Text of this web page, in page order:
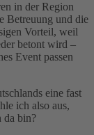
in der Region
Betreuung und die
Vorteil, weil
betont wird –
Event passen
eine fast
ich also aus,
da bin?